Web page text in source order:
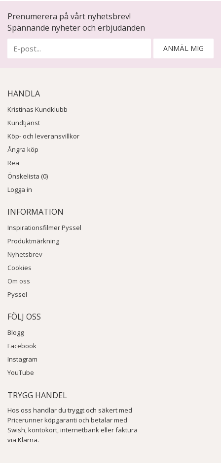
Prenumerera på vårt nyhetsbrev!
Spännande nyheter och erbjudanden
ANMÄL MIG
HANDLA
Kristinas Kundklubb
Kundtjänst
Köp- och leveransvillkor
Ångra köp
Rea
Önskelista (0)
Logga in
INFORMATION
Inspirationsfilmer Pyssel
Produktmärkning
Nyhetsbrev
Cookies
Om oss
Pyssel
FÖLJ OSS
Blogg
Facebook
Instagram
YouTube
TRYGG HANDEL
Hos oss handlar du tryggt och säkert med
Pricerunner köpgaranti och betalar med
Swish, kontokort, internetbank eller faktura
via Klarna.